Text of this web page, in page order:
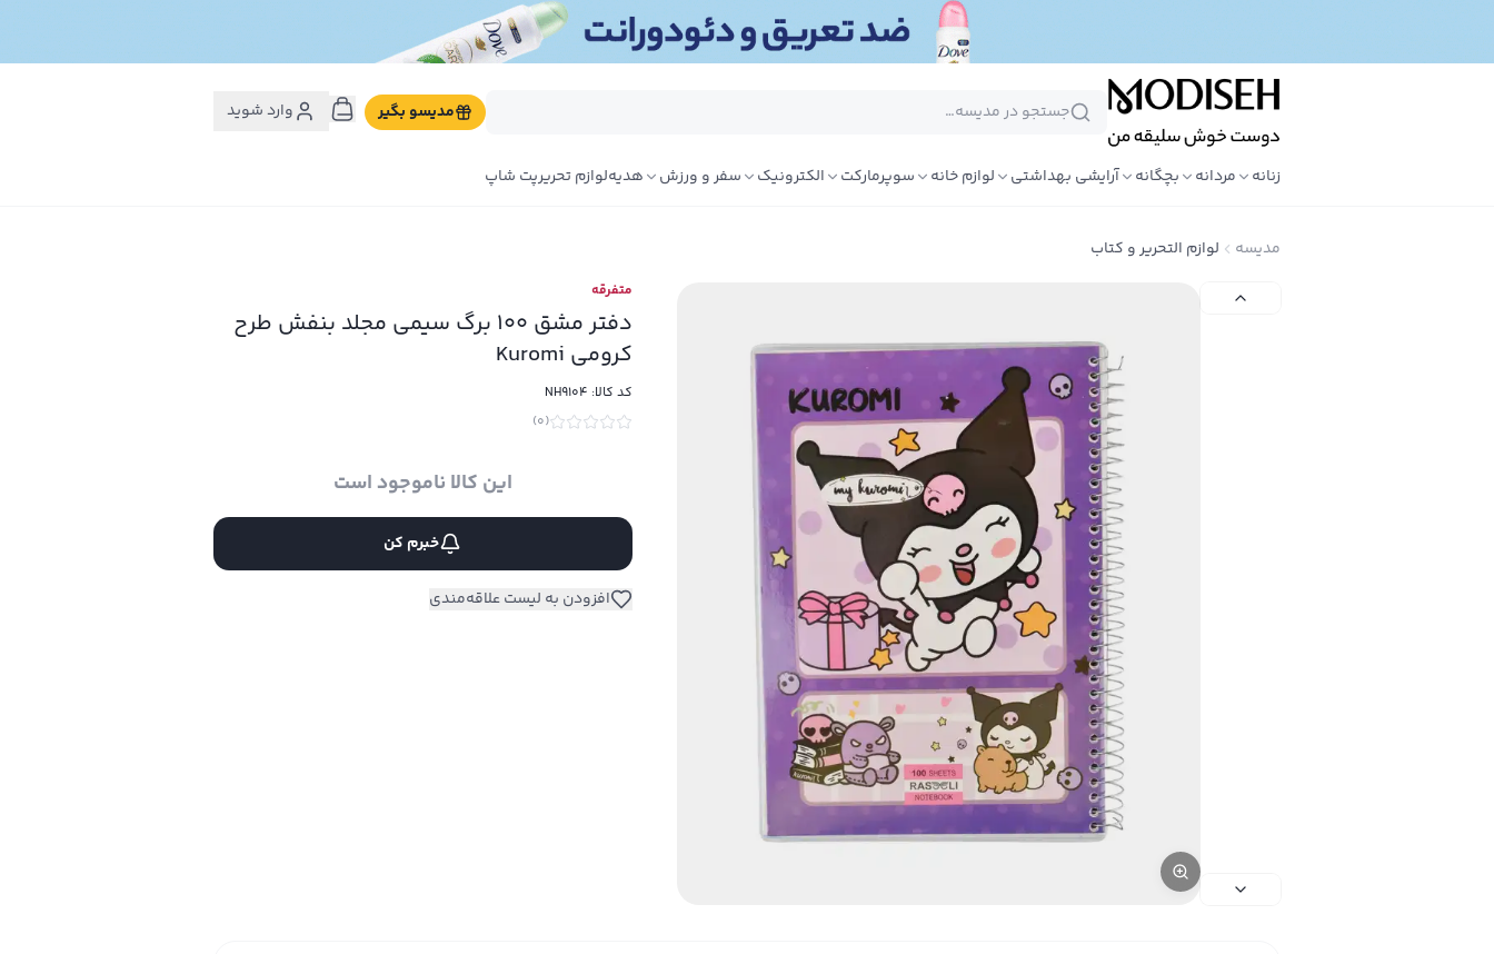
مدیسو بگیر وارد شوید
زنانه مردانه بچگانه آرایشی بهداشتی لوازم خانه سوپرمارکت الکترونیک سفر و ورزش هدیهلوازم تحریرپت شاپ
مدیسه لوازم التحریر و کتاب
متفرقه
دفتر مشق 100 برگ سیمی مجلد بنفش طرح
کرومی Kuromi
کد کالا: NH9104
(
0
)
این کالا ناموجود است
خبرم کن
افزودن به لیست علاقه‌مندی